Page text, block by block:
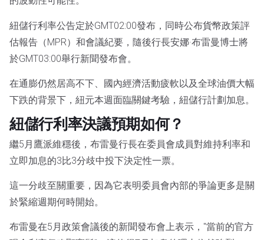
紐儲行利率公告定於GMT02:00發布，同時公布貨幣政策評
估報告（MPR）和會議紀要，隨後行長安娜·布雷曼博士將
於GMT03:00舉行新聞發布會。
在通膨仍然居高不下、國內經濟活動疲軟以及全球油價大幅
下跌的背景下，紐元本週面臨關鍵考驗，紐儲行計劃加息。
紐儲行利率決議預期如何？
繼5月鷹派維穩後，布雷曼行長在委員會成員對維持利率和
立即加息的3比3分歧中投下決定性一票。
這一分歧至關重要，因為它表明委員會內部的爭論更多是關
於緊縮週期何時開始。
布雷曼在5月政策會議後的新聞發布會上表示，"當前的官方